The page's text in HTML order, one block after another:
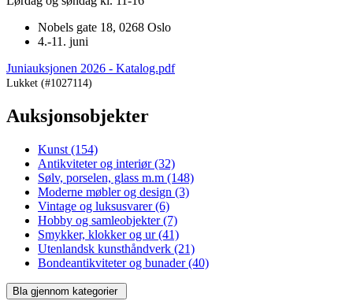
Nobels gate 18, 0268 Oslo
4.-11. juni
Juniauksjonen 2026 - Katalog.pdf
Lukket (#1027114)
Auksjonsobjekter
Kunst (154)
Antikviteter og interiør(32)
Sølv, porselen, glass m.m (148)
Moderne møbler og design (3)
Vintage og luksusvarer(6)
Hobby og samleobjekter(7)
Smykker, klokker og ur(41)
Utenlandsk kunsthåndverk (21)
Bondeantikviteter og bunader(40)
Bla gjennom kategorier